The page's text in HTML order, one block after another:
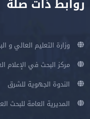
روابط ذات صلة
وزارة التعليم العالي و
مركز البحث في الإعلام
الندوة الجهوية للشرق
المديرية العامة للبحث